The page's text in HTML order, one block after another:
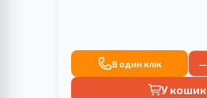
В один клік −
У кошик